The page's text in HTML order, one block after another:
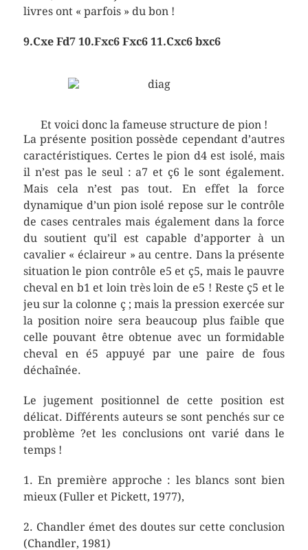
livres ont « parfois » du bon !
9.Cxe Fd7 10.Fxc6 Fxc6 11.Cxc6 bxc6
Et voici donc la fameuse structure de pion !
La présente position possède cependant d’autres
caractéristiques. Certes le pion d4 est isolé, mais
il n’est pas le seul : a7 et ç6 le sont également.
Mais cela n’est pas tout. En effet la force
dynamique d’un pion isolé repose sur le contrôle
de cases centrales mais également dans la force
du soutient qu’il est capable d’apporter à un
cavalier « éclaireur » au centre. Dans la présente
situation le pion contrôle e5 et ç5, mais le pauvre
cheval en b1 et loin très loin de e5 ! Reste ç5 et le
jeu sur la colonne ç ; mais la pression exercée sur
la position noire sera beaucoup plus faible que
celle pouvant être obtenue avec un formidable
cheval en é5 appuyé par une paire de fous
déchaînée.
Le jugement positionnel de cette position est
délicat. Différents auteurs se sont penchés sur ce
problème ?et les conclusions ont varié dans le
temps !
1. En première approche : les blancs sont bien
mieux (Fuller et Pickett, 1977),
2. Chandler émet des doutes sur cette conclusion
(Chandler, 1981)